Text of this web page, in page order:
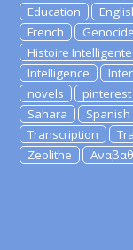
Education
French
Genocide
Histoire Intelligente
Intelligence
novels
pinterest
Sahara
Spanish
Transcription
Zeolithe